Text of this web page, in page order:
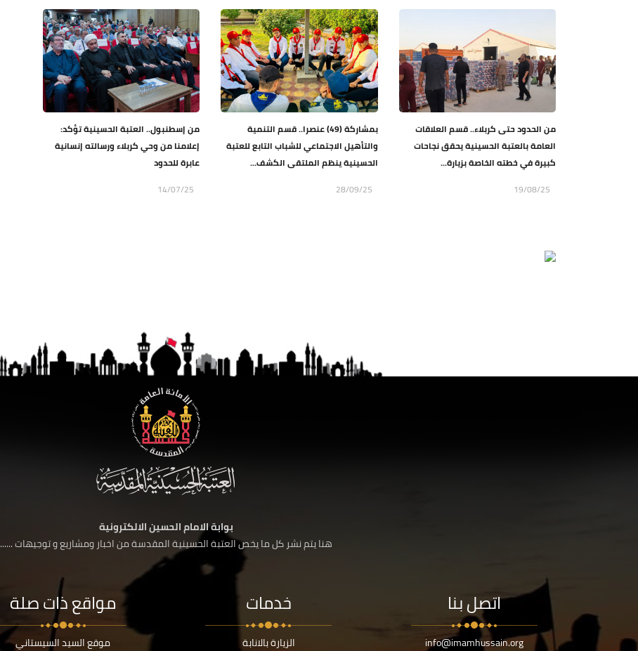
من الحدود حتى كربلاء.. قسم العلاقات
العامة بالعتبة الحسينية يحقق نجاحات
كبيرة في خطته الخاصة بزيارة...
19/08/25
بمشاركة (49) عنصرا.. قسم التنمية
والتأهيل الاجتماعي للشباب التابع للعتبة
الحسينية ينظم الملتقى الكشف...
28/09/25
من إسطنبول.. العتبة الحسينية تؤكد:
إعلامنا من وحي كربلاء ورسالته إنسانية
عابرة للحدود
14/07/25
بوابة الامام الحسين الالكترونية
هنا يتم نشر كل ما يخص العتبة الحسينية المقدسة من اخبار ومشاريع و توجيهات ......
اتصل بنا
info@imamhussain.org
خدمات
الزيارة بالانابة
مواقع ذات صلة
موقع السيد السيستاني